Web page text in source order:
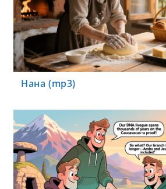
Нана (mp3)